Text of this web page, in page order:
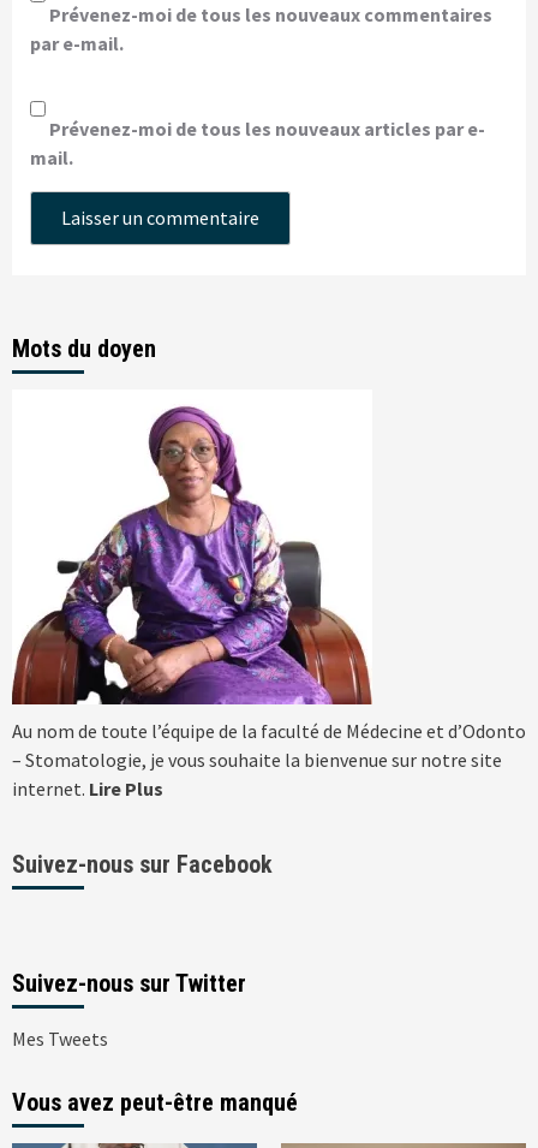
Prévenez-moi de tous les nouveaux commentaires
par e-mail.
Prévenez-moi de tous les nouveaux articles par e-
mail.
Mots du doyen
Au nom de toute l’équipe de la faculté de Médecine et d’Odonto
– Stomatologie, je vous souhaite la bienvenue sur notre site
internet. Lire Plus
Suivez-nous sur Facebook
Suivez-nous sur Twitter
Mes Tweets
Vous avez peut-être manqué